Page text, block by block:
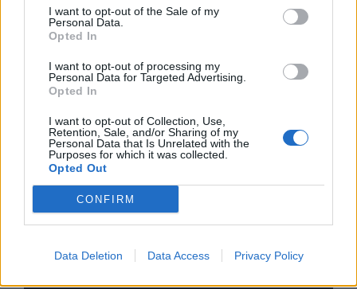
I want to opt-out of the Sale of my
Personal Data.
Opted In
I want to opt-out of processing my
Personal Data for Targeted Advertising.
Opted In
I want to opt-out of Collection, Use,
Retention, Sale, and/or Sharing of my
Personal Data that Is Unrelated with the
Purposes for which it was collected.
Opted Out
CONFIRM
Data Deletion Data Access Privacy Policy
TP Greece: Πώς διαμορφώνεται το
μέλλον του Insurance στην εποχή του AI
σου